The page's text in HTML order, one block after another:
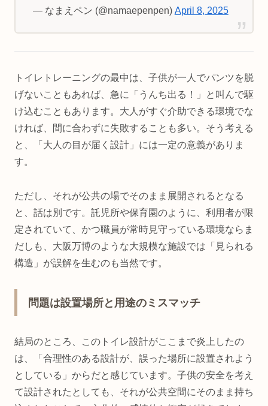
— なまえペン (@namaepenpen) April 8, 2025
トイレトレーニングの最中は、子供が一人でパンツを脱
げないこともあれば、急に「うんち出る！」と叫んで駆
け込むこともあります。大人がすぐ介助できる環境でな
ければ、間に合わずに失敗することも多い。そう考える
と、「大人の目が届く設計」には一定の意義がありま
す。
ただし、それが公共の場でそのまま展開されるとなる
と、話は別です。託児所や保育園のように、利用者が限
定されていて、かつ職員が常時見守っている環境ならま
だしも、大阪万博のような大規模な施設では「見られる
構造」が誤解を生むのも当然です。
問題は設置場所と用途のミスマッチ
結局のところ、このトイレ設計がここまで炎上したの
は、「合理性のある設計が、誤った場所に設置されよう
としている」からだと感じています。子供の安全を考え
て設計されたとしても、それが公共空間にそのまま持ち